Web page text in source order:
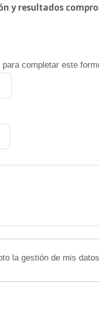
y resultados
completar este
la gestión de mis